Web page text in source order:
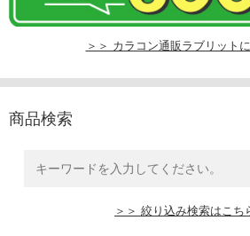
＞＞ カラコン通販ラブリット
商品検索
＞＞ 絞り込み検索はこち